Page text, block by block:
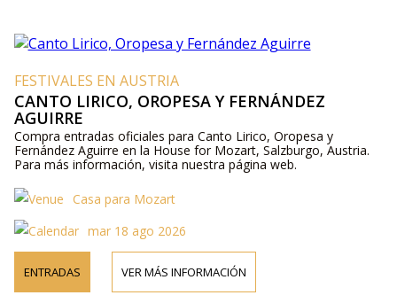
FESTIVALES EN AUSTRIA
CANTO LIRICO, OROPESA Y FERNÁNDEZ
AGUIRRE
Compra entradas oficiales para Canto Lirico, Oropesa y
Fernández Aguirre en la House for Mozart, Salzburgo, Austria.
Para más información, visita nuestra página web.
Casa para Mozart
mar 18 ago 2026
ENTRADAS VER MÁS INFORMACIÓN